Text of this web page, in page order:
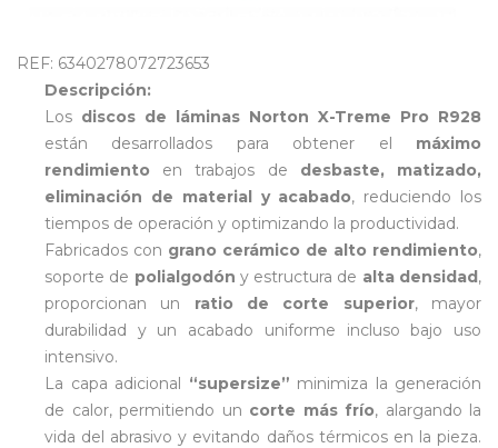
REF: 6340278072723653
Descripción:
Los discos de láminas Norton X-Treme Pro R928
están desarrollados para obtener el máximo
rendimiento en trabajos de desbaste, matizado,
eliminación de material y acabado, reduciendo los
tiempos de operación y optimizando la productividad.
Fabricados con grano cerámico de alto rendimiento,
soporte de polialgodón y estructura de alta densidad,
proporcionan un ratio de corte superior, mayor
durabilidad y un acabado uniforme incluso bajo uso
intensivo.
La capa adicional “supersize” minimiza la generación
de calor, permitiendo un corte más frío, alargando la
vida del abrasivo y evitando daños térmicos en la pieza.